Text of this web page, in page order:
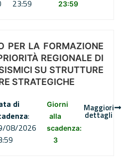
23:59 23:59
PER LA FORMAZIONE
REGIONALE DI
SU STRUTTURE
STRATEGICHE
di
:
08/2026
Giorni
alla
scadenza:
3
Maggiori
dettagli